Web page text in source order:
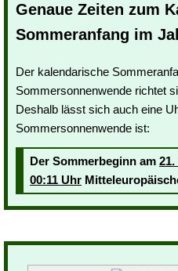
Genaue Zeiten zum
Sommeranfang im
Der kalendarische
Sommersonnenwende richtet
Deshalb lässt sich auch eine
Sommersonnenwende ist:
Der Sommerbeginn am
00:11 Uhr